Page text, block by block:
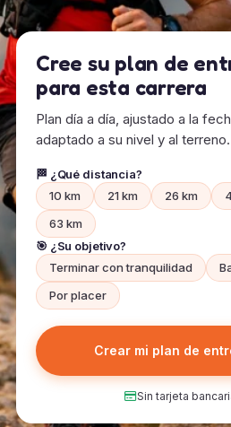
Cree su plan de
para esta carrera
Plan día a día, ajustado a la
adaptado a su nivel y al terreno.
🏁 ¿Qué distancia?
10 km
21 km 26 km
63 km
🎯 ¿Su objetivo?
Terminar con tranquilidad
Por placer
Crear mi plan de
Sin tarjeta